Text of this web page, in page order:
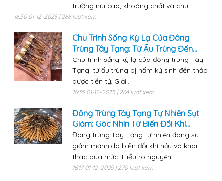
trường núi cao, khoáng chất và chu...
16:50 01-12-2025 | 266 lượt xem
Chu Trình Sống Kỳ Lạ Của Đông
Trùng Tây Tạng: Từ Ấu Trùng Đến...
Chu trình sống kỳ lạ của đông trùng Tây
Tạng: từ ấu trùng bị nấm ký sinh đến thảo
dược tiền tỷ. Giải...
16:35 01-12-2025 | 264 lượt xem
Đông Trùng Tây Tạng Tự Nhiên Sụt
Giảm: Góc Nhìn Từ Biến Đổi Khí...
Đông trùng Tây Tạng tự nhiên đang sụt
giảm mạnh do biến đổi khí hậu và khai
thác quá mức. Hiểu rõ nguyên...
16:17 01-12-2025 | 270 lượt xem